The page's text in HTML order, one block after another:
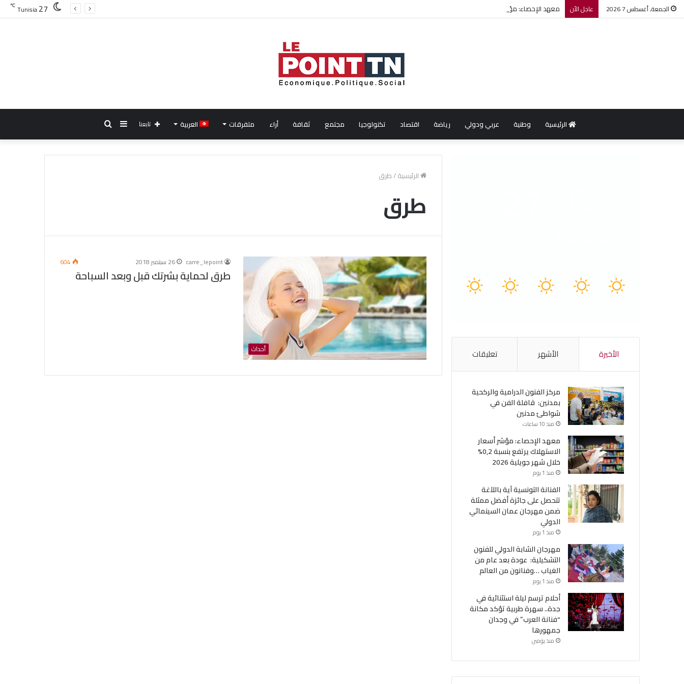
الجمعة, أغسطس 7 2026 عاجل الأن معهد الإحصاء: مؤشر أسعار الاستهلاك يرتفع بنسبة 0,2% خلال شهر جويلية 2026 Tunisia27
℃
الرئيسية وطنية عربي ودولي رياضة اقتصاد تكنولوجيا مجتمع ثقافة أراء متفرقات العربية
بحث
عن
إضافة
عمود
تابعنا
الرئيسية/طرق
طرق
أحداث
carre_lepoint 26 سبتمبر 2018 604
طرق لحماية بشرتك قبل وبعد السباحة
الأخيرة الأشهر تعليقات
مركز الفنون الدرامية والركحية
بمدنين: قافلة الفن في
شواطئ مدنين
منذ 10 ساعات
معهد الإحصاء: مؤشر أسعار
الاستهلاك يرتفع بنسبة 0,2%
خلال شهر جويلية 2026
منذ 1 يوم
الفنانة التونسية آية باللآغة
تتحصل على جائزة أفضل ممثلة
ضمن مهرجان عمان السينمائي
الدولي
منذ 1 يوم
مهرجان الشابة الدولي للفنون
التشكيلية: عودة بعد عام من
الغياب …وفنانون من العالم
منذ 1 يوم
أحلام ترسم ليلة استثنائية في
جدة.. سهرة طربية تؤكد مكانة
“فنانة العرب” في وجدان
جمهورها
منذ يومين